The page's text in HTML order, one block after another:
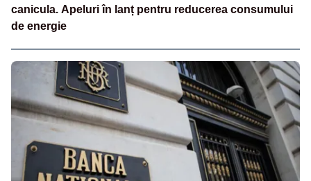
canicula. Apeluri în lanț pentru reducerea consumului
de energie